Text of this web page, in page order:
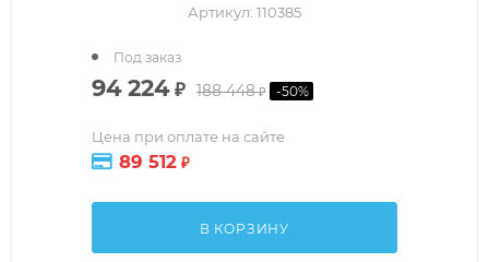
Артикул: 110385
94 224₽ 188 448₽ -50%
Цена при оплате на сайте
89 512 ₽
Под заказ
В КОРЗИНУ